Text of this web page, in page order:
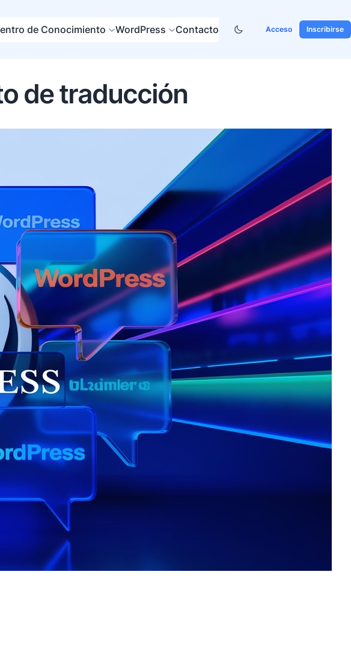
de Conocimiento WordPress Contacto Acceso Inscribirse
de traducción